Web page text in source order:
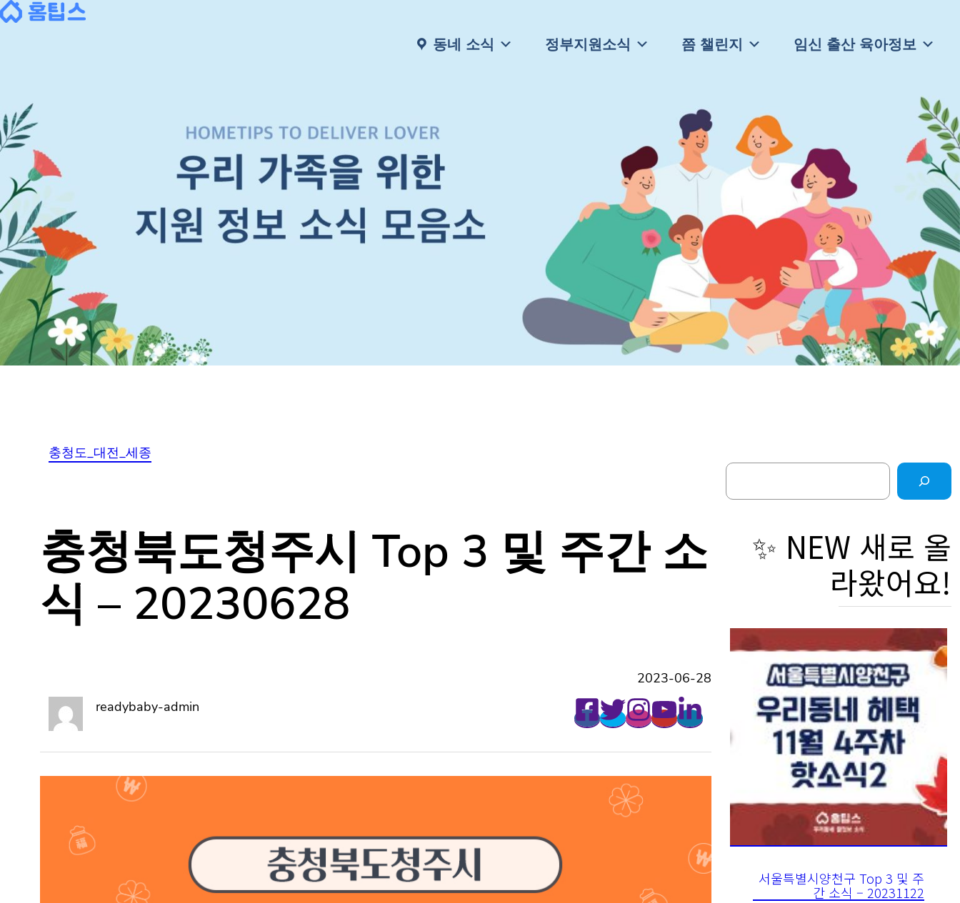
Skip
동네 소식 정부지원소식 쯤 챌린지 임신 출산 육아정보
충청도_대전_세종
충청북도청주시 Top 3 및 주간 소
식 – 20230628
2023-06-28
readybaby-admin
Search
✨ NEW 새로 올
라왔어요!
서울특별시양천구 Top 3 및 주
간 소식 – 20231122